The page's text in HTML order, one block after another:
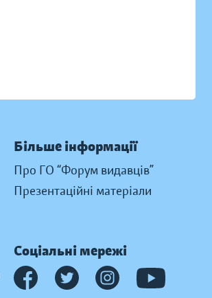
Більше інформації
Про ГО “Форум видавців”
Презентаційні матеріали
Соціальні мережі